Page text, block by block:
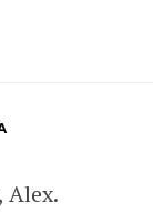
Alex.